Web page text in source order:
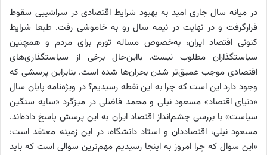
در میانه سال جاری امید به بهبود شرایط اقتصادی در سراشیبی سقوط
قرارگرفت و در نهایت در نیمه سال رو به خاموشی رفت. طبعا شرایط
کنونی اقتصاد ایران، به‌خصوص مساله تورم برای مردم و همچنین
سیاستگذاران مطلوب نیست. با‌این‌حال برخی از سیاستگذاری‌های
اقتصادی موجب عمیق‌تر شدن بحران‌ها شده است. بنابراین پرسشی که
وجود دارد این است که چرا به این نقطه رسیدیم؟ در ویژه‌نامه پایان سال
«دنیای اقتصاد» مسعود نیلی و محمد فاضلی در میزگرد «سایه سنگین
سیاست» با بررسی چشم‌انداز اقتصاد ایران به این پرسش پاسخ داده‌اند.
مسعود نیلی، اقتصاددان و استاد دانشگاه، در این زمینه معتقد است:
«این سوال که چرا امروز به اینجا رسیدیم مهم‌ترین سوالی است که باید